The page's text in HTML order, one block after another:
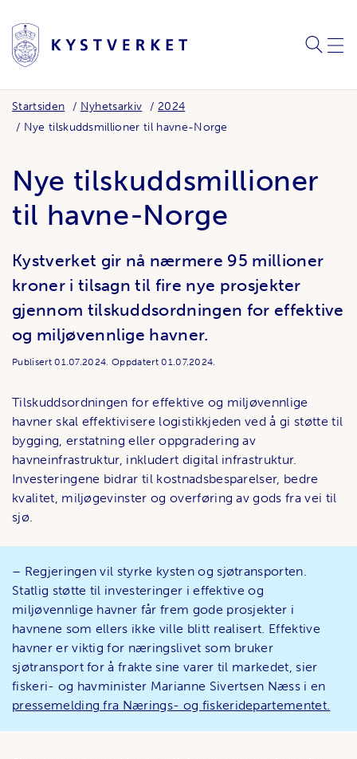
SØK
Startsiden Nyhetsarkiv
2024
Nye tilskuddsmillioner til havne-Norge
Nye tilskuddsmillioner
til havne-Norge
Kystverket gir nå nærmere 95 millioner
kroner i tilsagn til fire nye prosjekter
gjennom tilskuddsordningen for effektive
og miljøvennlige havner.
Publisert01.07.2024.Oppdatert01.07.2024.
Tilskuddsordningen for effektive og miljøvennlige
havner skal effektivisere logistikkjeden ved å gi støtte til
bygging, erstatning eller oppgradering av
havneinfrastruktur, inkludert digital infrastruktur.
Investeringene bidrar til kostnadsbesparelser, bedre
kvalitet, miljøgevinster og overføring av gods fra vei til
sjø.
– Regjeringen vil styrke kysten og sjøtransporten.
Statlig støtte til investeringer i effektive og
miljøvennlige havner får frem gode prosjekter i
havnene som ellers ikke ville blitt realisert. Effektive
havner er viktig for næringslivet som bruker
sjøtransport for å frakte sine varer til markedet, sier
fiskeri- og havminister Marianne Sivertsen Næss i en
pressemelding fra Nærings- og fiskeridepartementet.